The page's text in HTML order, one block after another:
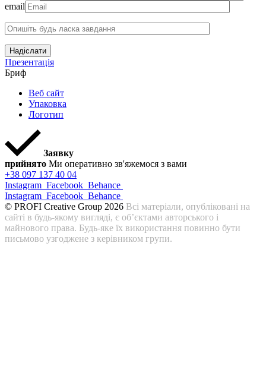
email
Надіслати
Презентація
Бриф
Веб сайт
Упаковка
Логотип
Заявку
прийнято Ми оперативно зв'яжемося з вами
+38 097 137 40 04
Instagram Facebook Behance
Instagram Facebook Behance
© PROFI Creative Group 2026 Всі матеріали, опубліковані на
сайті в будь-якому вигляді, є об’єктами авторського і
майнового права. Будь-яке їх використання повинно бути
письмово узгоджене з керівником групи.